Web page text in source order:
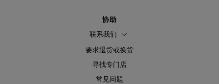
协助
联系我们
要求退货或换货
寻找专门店
常见问题